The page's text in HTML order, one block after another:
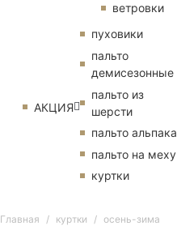
ветровки
АКЦИЯ
пуховики
пальто
демисезонные
пальто из
шерсти
пальто альпака
пальто на меху
куртки
Главная куртки осень-зима